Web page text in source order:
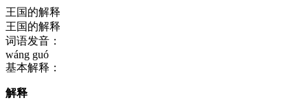
王国的解释
王国的解释
词语发音：
wáng guó
基本解释：
解释